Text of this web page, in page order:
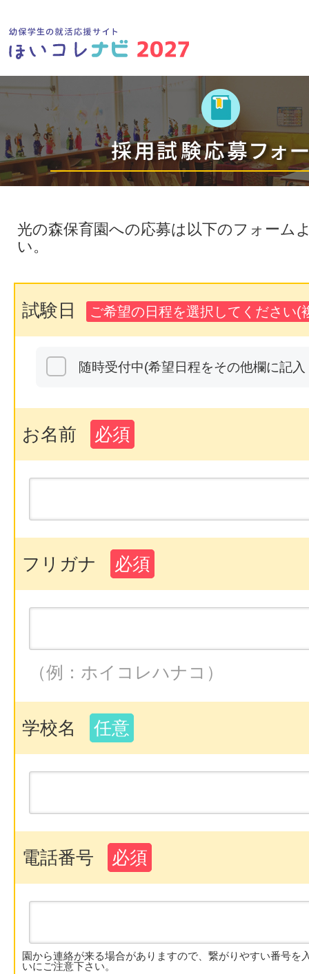
光の森保育園への応募は以下のフォーム
い。
試験日 ご希望の日程を選択してください(
随時受付中(希望日程をその他欄に記
お名前 必須
フリガナ 必須
（例：ホイコレハナコ）
学校名 任意
電話番号 必須
園から連絡が来る場合がありますので、繋がりやすい番号
いにご注意下さい。